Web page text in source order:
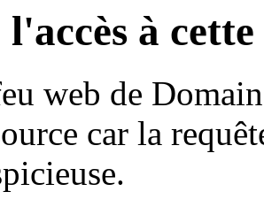
l'accès à
web de
car la